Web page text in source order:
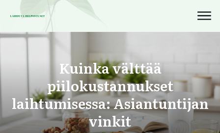
Kuinka välttää
piilokustannukset
laihtumisessa: Asiantuntijan
vinkit